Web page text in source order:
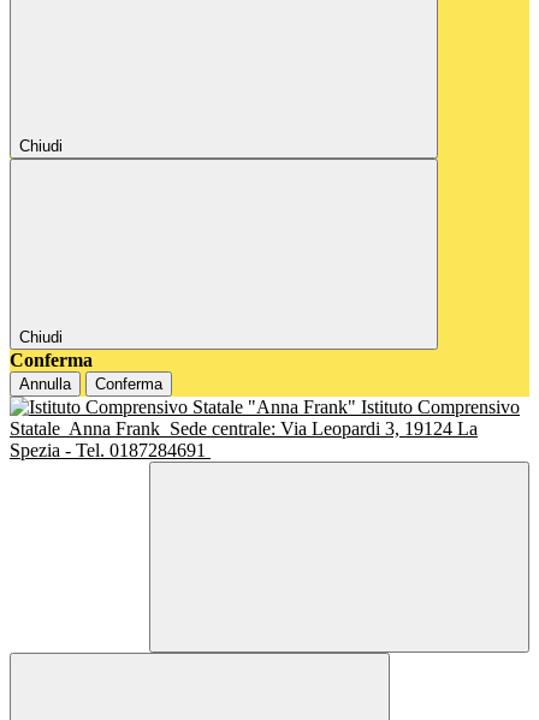
Chiudi
Chiudi
Conferma
Annulla Conferma
Istituto Comprensivo
Statale Anna Frank Sede centrale: Via Leopardi 3, 19124 La
Spezia - Tel. 0187284691